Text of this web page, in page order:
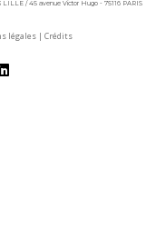
LILLE / 45 avenue Victor Hugo - 75116 PARIS
légales | Crédits